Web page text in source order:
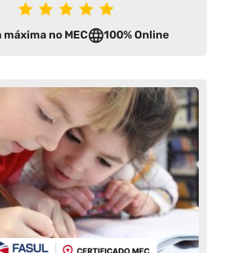
máxima no MEC 100% Online